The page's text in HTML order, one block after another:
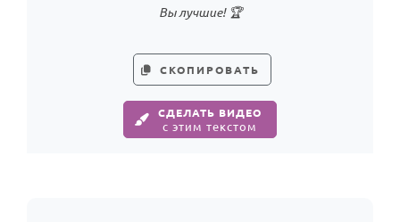
Вы лучшие! 🏆
СКОПИРОВАТЬ
СДЕЛАТЬ ВИДЕО
с этим текстом